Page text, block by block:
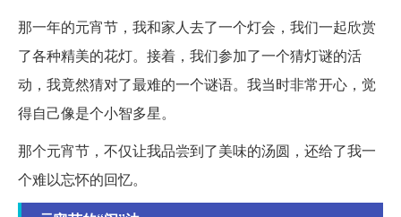
那一年的元宵节，我和家人去了一个灯会，我们一起欣赏
了各种精美的花灯。接着，我们参加了一个猜灯谜的活
动，我竟然猜对了最难的一个谜语。我当时非常开心，觉
得自己像是个小智多星。
那个元宵节，不仅让我品尝到了美味的汤圆，还给了我一
个难以忘怀的回忆。